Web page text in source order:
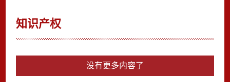
知识产权
没有更多内容了